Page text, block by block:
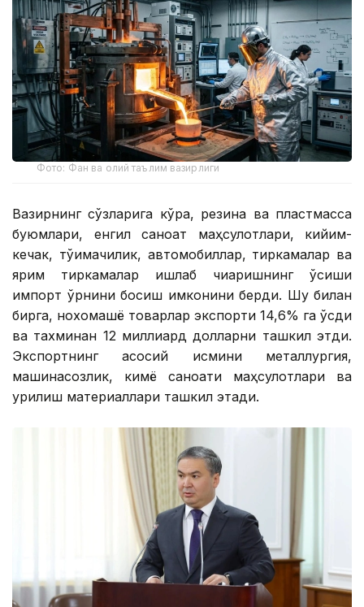
Фото: Фан ва олий таълим вазирлиги
Вазирнинг сўзларига кўра, резина ва пластмасса
буюмлари, енгил саноат маҳсулотлари, кийим-
кечак, тўқимачилик, автомобиллар, тиркамалар ва
ярим тиркамалар ишлаб чиқаришнинг ўсиши
импорт ўрнини босиш имконини берди. Шу билан
бирга, нохомашё товарлар экспорти 14,6% га ўсди
ва тахминан 12 миллиард долларни ташкил этди.
Экспортнинг асосий қисмини металлургия,
машинасозлик, кимё саноати маҳсулотлари ва
қурилиш материаллари ташкил этади.